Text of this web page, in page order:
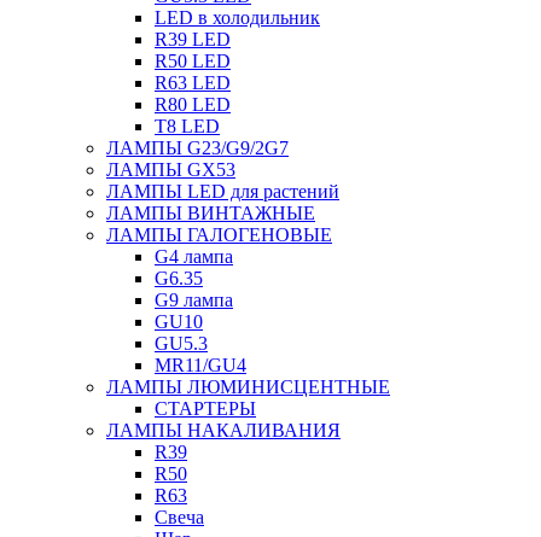
LED в холодильник
R39 LED
R50 LED
R63 LED
R80 LED
T8 LED
ЛАМПЫ G23/G9/2G7
ЛАМПЫ GX53
ЛАМПЫ LED для растений
ЛАМПЫ ВИНТАЖНЫЕ
ЛАМПЫ ГАЛОГЕНОВЫЕ
G4 лампа
G6.35
G9 лампа
GU10
GU5.3
MR11/GU4
ЛАМПЫ ЛЮМИНИСЦЕНТНЫЕ
СТАРТЕРЫ
ЛАМПЫ НАКАЛИВАНИЯ
R39
R50
R63
Свеча